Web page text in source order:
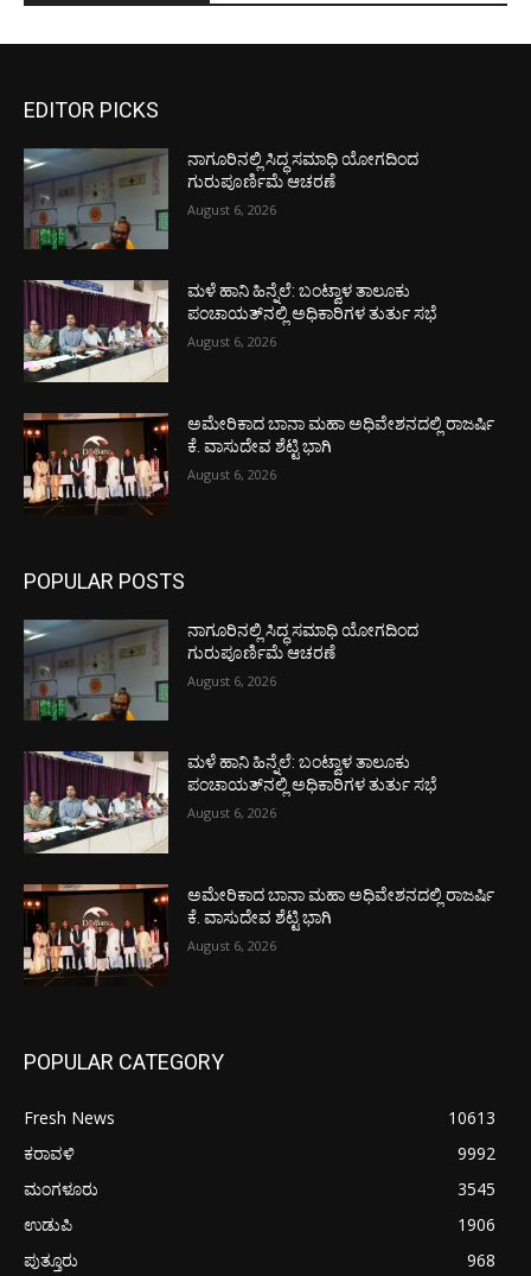
EDITOR PICKS
ನಾಗೂರಿನಲ್ಲಿ ಸಿದ್ಧ ಸಮಾಧಿ ಯೋಗದಿಂದ
ಗುರುಪೂರ್ಣಿಮೆ ಆಚರಣೆ
August 6, 2026
ಮಳೆ ಹಾನಿ ಹಿನ್ನೆಲೆ: ಬಂಟ್ವಾಳ ತಾಲೂಕು
ಪಂಚಾಯತ್‌ನಲ್ಲಿ ಅಧಿಕಾರಿಗಳ ತುರ್ತು ಸಭೆ
August 6, 2026
ಅಮೇರಿಕಾದ ಬಾನಾ ಮಹಾ ಅಧಿವೇಶನದಲ್ಲಿ ರಾಜರ್ಷಿ
ಕೆ. ವಾಸುದೇವ ಶೆಟ್ಟಿ ಭಾಗಿ
August 6, 2026
POPULAR POSTS
ನಾಗೂರಿನಲ್ಲಿ ಸಿದ್ಧ ಸಮಾಧಿ ಯೋಗದಿಂದ
ಗುರುಪೂರ್ಣಿಮೆ ಆಚರಣೆ
August 6, 2026
ಮಳೆ ಹಾನಿ ಹಿನ್ನೆಲೆ: ಬಂಟ್ವಾಳ ತಾಲೂಕು
ಪಂಚಾಯತ್‌ನಲ್ಲಿ ಅಧಿಕಾರಿಗಳ ತುರ್ತು ಸಭೆ
August 6, 2026
ಅಮೇರಿಕಾದ ಬಾನಾ ಮಹಾ ಅಧಿವೇಶನದಲ್ಲಿ ರಾಜರ್ಷಿ
ಕೆ. ವಾಸುದೇವ ಶೆಟ್ಟಿ ಭಾಗಿ
August 6, 2026
POPULAR CATEGORY
Fresh News
10613
ಕರಾವಳಿ
9992
ಮಂಗಳೂರು
3545
ಉಡುಪಿ
1906
ಪುತ್ತೂರು
968